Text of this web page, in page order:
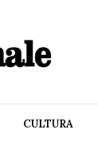
CULTURA